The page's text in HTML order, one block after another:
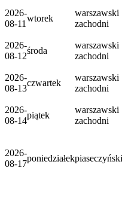
2026-
08-11
wtorek
warszawski
zachodni
2026-
08-12
środa
warszawski
zachodni
2026-
08-13
czwartek
warszawski
zachodni
2026-
08-14
piątek
warszawski
zachodni
2026-
08-17
poniedziałekpiaseczyński